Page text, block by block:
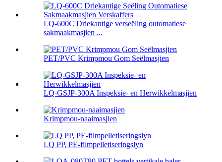
LQ-600C Driekantige verseëling outomatiese
sakmaakmasjien ...
PET/PVC Krimpmou Gom Seëlmasjien
LQ-GSJP-300A Inspeksie- en Herwikkelmasjien
Krimpmou-naaimasjien
LQ PP, PE-filmpelletiseringslyn